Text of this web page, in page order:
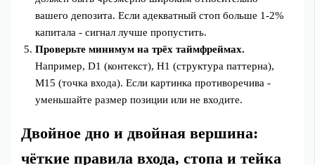
вашего депозита. Если адекватный стоп больше 1-2%
капитала - сигнал лучше пропустить.
Проверьте минимум на трёх таймфреймах.
Например, D1 (контекст), H1 (структура паттерна),
M15 (точка входа). Если картинка противоречива -
уменьшайте размер позиции или не входите.
Двойное дно и двойная вершина:
чёткие правила входа, стопа и тейка